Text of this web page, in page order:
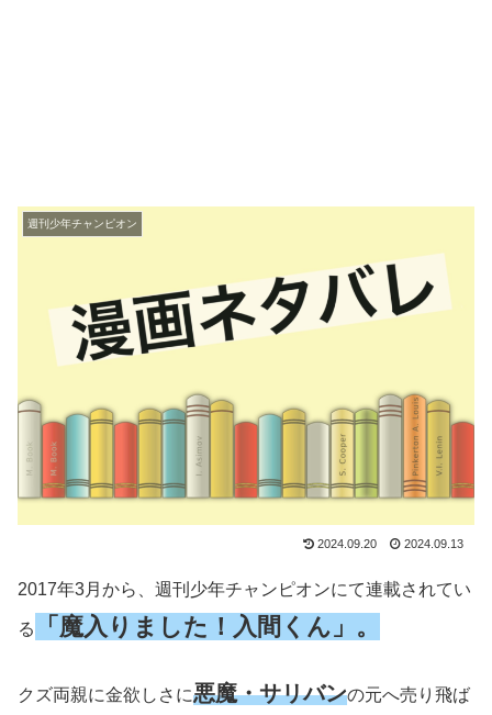
週刊少年チャンピオン
2024.09.20 2024.09.13
2017年3月から、週刊少年チャンピオンにて連載されてい
る 「魔入りました！入間くん」。
クズ両親に金欲しさに悪魔・サリバンの元へ売り飛ば